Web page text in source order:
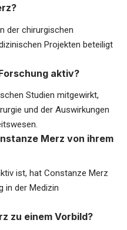
der chirurgischen
Projekten beteiligt
aktiv?
Studien mitgewirkt,
und der Auswirkungen
Merz von ihrem
ist, hat Constanze Merz
in der Medizin
zu einem Vorbild?